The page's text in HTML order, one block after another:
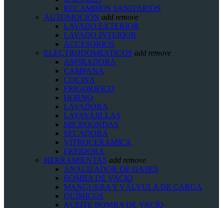
RECAMBIOS SANITARIOS
AUTOMOCIÓN add remove
LAVADO EXTERIOR
LAVADO INTERIOR
ACCESORIOS
ELECTRODOMESTICOS add remove
ASPIRADORA
CAMPANA
COCINA
FRIGORIFICO
HORNO
LAVADORA
LAVAVAJILLAS
MICROONDAS
SECADORA
VITROCERAMICA
FREIDORA
HERRAMIENTAS add remove
ANALIZADOR DE GASES
BOMBA DE VACIO
MANGUERA Y VÁLVULA DE CARGA
QUÍMICOS
ACEITE BOMBA DE VACÍO